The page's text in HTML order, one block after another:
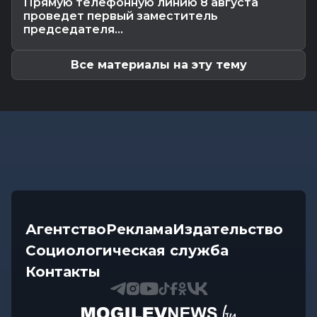
Общество 06.08.2026 13:32
Как не стать жертвой жары и какие сюрпризы
готовит погода до конца...
проведет первый заместитель
председателя...
Все материалы на эту тему
АгентствоРекламаИздательство
Социологическая служба
Контакты